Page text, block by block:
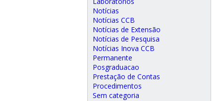
Notícias
Notícias CCB
Notícias de Extensão
Notícias de Pesquisa
Notícias Inova CCB
Permanente
Posgraduacao
Prestação de Contas
Procedimentos
Sem categoria